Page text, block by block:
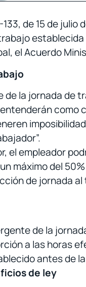
de 15 de
el Acuerdo
la jornada de
el empleador
máximo del
de jornada
de la
a las horas
antes de
de ley